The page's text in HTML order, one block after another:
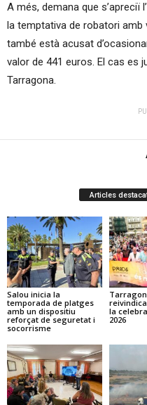
A més, demana que s’apreciï
la temptativa de robatori amb
també està acusat
valor de 441 euros. El cas es
Tarragona.
Articles
Salou inicia la
temporada de platges
amb un dispositiu
reforçat de seguretat i
socorrisme
la
2026